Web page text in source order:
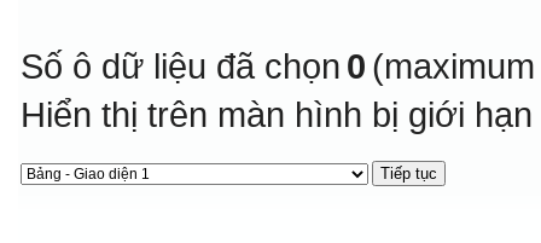
Số ô dữ liệu đã chọn 0
Hiển thị trên màn hình bị giới